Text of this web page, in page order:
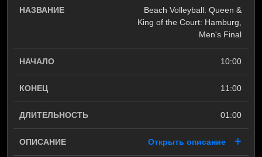
Beach Volleyball: Queen &
King of the Court: Hamburg,
Men's Final
10:00
11:00
01:00
Открыть описание